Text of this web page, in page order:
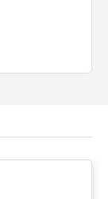
本ソフト